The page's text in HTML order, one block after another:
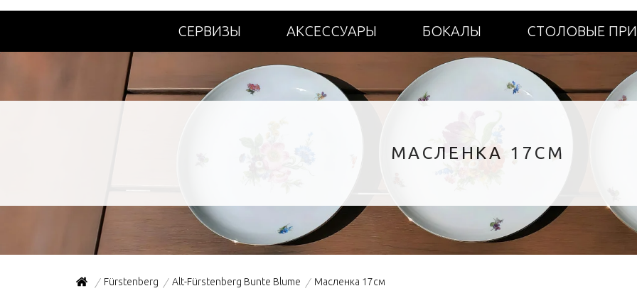
СЕРВИЗЫ АКСЕССУАРЫ БОКАЛЫ СТОЛОВЫЕ
МАСЛЕНКА 17СМ
/ Fürstenberg / Alt-Fürstenberg Bunte Blume / Масленка 17см